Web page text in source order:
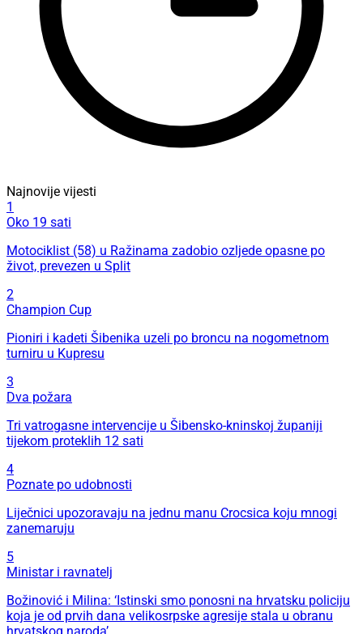
Najnovije vijesti
1
Oko 19 sati
Motociklist (58) u Ražinama zadobio ozljede opasne po
život, prevezen u Split
2
Champion Cup
Pioniri i kadeti Šibenika uzeli po broncu na nogometnom
turniru u Kupresu
3
Dva požara
Tri vatrogasne intervencije u Šibensko-kninskoj županiji
tijekom proteklih 12 sati
4
Poznate po udobnosti
Liječnici upozoravaju na jednu manu Crocsica koju mnogi
zanemaruju
5
Ministar i ravnatelj
Božinović i Milina: ‘Istinski smo ponosni na hrvatsku policiju
koja je od prvih dana velikosrpske agresije stala u obranu